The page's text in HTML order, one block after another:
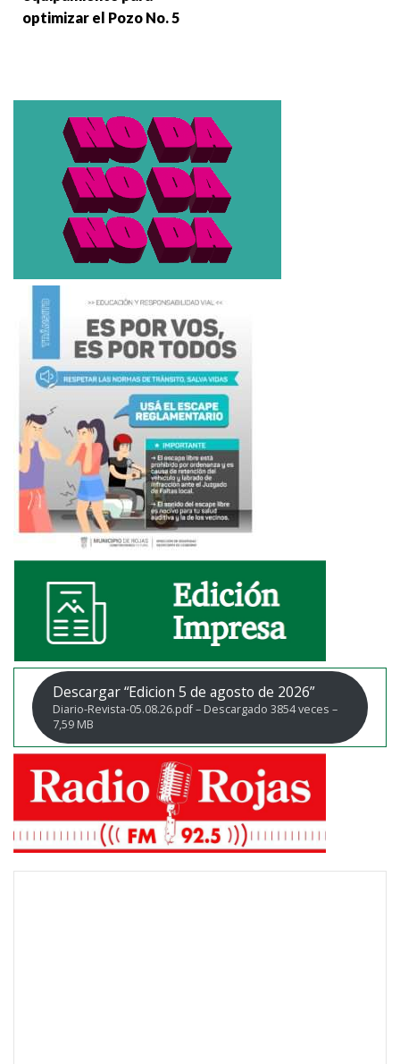
optimizar el Pozo No. 5
Descargar “Edicion 5 de agosto de 2026”
Diario-Revista-05.08.26.pdf – Descargado 3854 veces –
7,59 MB